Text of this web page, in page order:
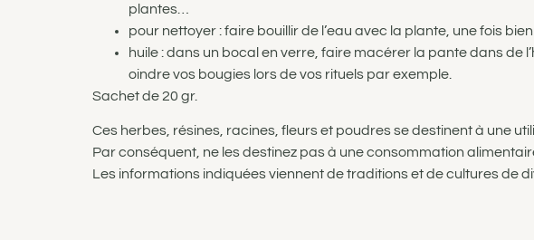
plantes…
pour nettoyer : faire bouillir de l’eau avec la plante, une fois
huile : dans un bocal en verre, faire macérer la pante dans de
oindre vos bougies lors de vos rituels par exemple.
Sachet de 20 gr.
Ces herbes, résines, racines, fleurs et poudres se destinent à une
Par conséquent, ne les destinez pas à une consommation
Les informations indiquées viennent de traditions et de cultures de